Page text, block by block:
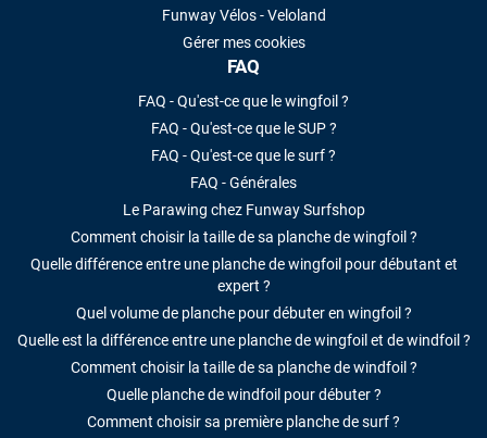
Funway Vélos - Veloland
Gérer mes cookies
FAQ
FAQ - Qu'est-ce que le wingfoil ?
FAQ - Qu'est-ce que le SUP ?
FAQ - Qu'est-ce que le surf ?
FAQ - Générales
Le Parawing chez Funway Surfshop
Comment choisir la taille de sa planche de wingfoil ?
Quelle différence entre une planche de wingfoil pour débutant et
expert ?
Quel volume de planche pour débuter en wingfoil ?
Quelle est la différence entre une planche de wingfoil et de windfoil ?
Comment choisir la taille de sa planche de windfoil ?
Quelle planche de windfoil pour débuter ?
Comment choisir sa première planche de surf ?